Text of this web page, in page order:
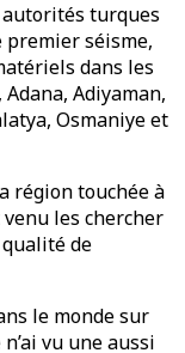
turques
premier séisme,
dans les
Adiyaman,
Osmaniye et
région touchée à
les chercher
qualité de
le monde sur
vu une aussi